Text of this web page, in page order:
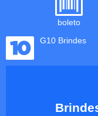
boleto
G10 Brindes